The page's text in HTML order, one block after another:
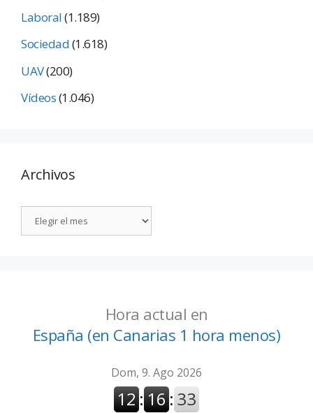
Laboral(1.189)
Sociedad(1.618)
UAV(200)
Vídeos(1.046)
Archivos
Hora actual en
España (en Canarias 1 hora menos)